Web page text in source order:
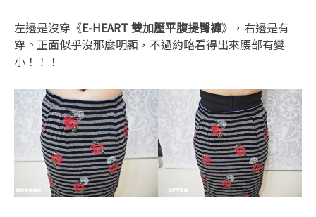
左邊是沒穿《E-HEART 雙加壓平腹提臀褲》，右邊是有
穿。正面似乎沒那麼明顯，不過約略看得出來腰部有變
小！！！